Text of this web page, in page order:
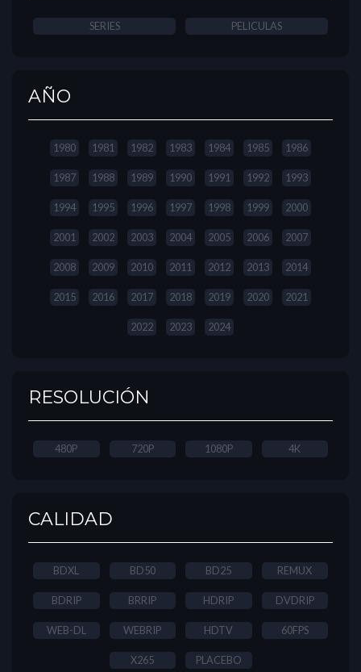
SERIES PELICULAS
AÑO
1980 1981 1982 1983 1984 1985 1986
1987 1988 1989 1990 1991 1992 1993
1994 1995 1996 1997 1998 1999 2000
2001 2002 2003 2004 2005 2006 2007
2008 2009 2010 2011 2012 2013 2014
2015 2016 2017 2018 2019 2020 2021
2022 2023 2024
RESOLUCIÓN
480P 720P 1080P 4K
CALIDAD
BDXL BD50 BD25 REMUX
BDRIP BRRIP HDRIP DVDRIP
WEB-DL WEBRIP HDTV 60FPS
X265 PLACEBO